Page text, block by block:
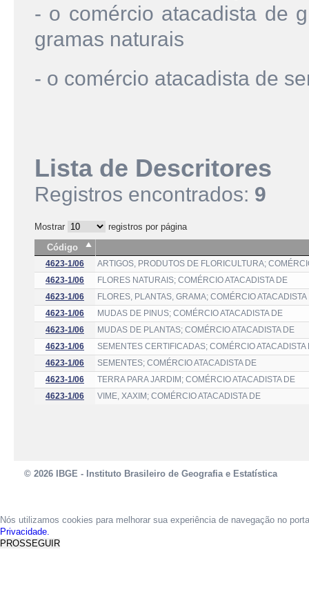
- o comércio atacadista de
gramas naturais
- o comércio atacadista de
Lista de Descritores
Registros encontrados: 9
Mostrar
registros por página
Código
4623-1/06
ARTIGOS, PRODUTOS DE FLORICULTURA;
4623-1/06
FLORES NATURAIS; COMÉRCIO ATACADISTA DE
4623-1/06
FLORES, PLANTAS, GRAMA; COMÉRCIO ATACADISTA
4623-1/06
MUDAS DE PINUS; COMÉRCIO ATACADISTA DE
4623-1/06
MUDAS DE PLANTAS; COMÉRCIO ATACADISTA DE
4623-1/06
SEMENTES CERTIFICADAS; COMÉRCIO ATACADISTA
4623-1/06
SEMENTES; COMÉRCIO ATACADISTA DE
4623-1/06
TERRA PARA JARDIM; COMÉRCIO ATACADISTA DE
4623-1/06
VIME, XAXIM; COMÉRCIO ATACADISTA DE
© 2026 IBGE - Instituto Brasileiro de Geografia e Estatística
Nós utilizamos cookies para melhorar sua experiência de navegação no
Privacidade.
PROSSEGUIR